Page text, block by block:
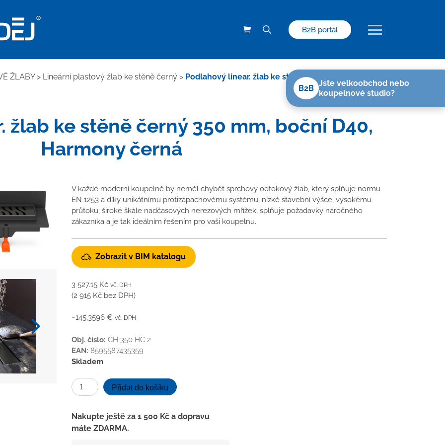
B2B portál
ŽLABY> Lineární plastový žlab ke stěně černý > Podlahový linear. žlab ke stěně černý 350 mm, boční
žlab ke stěně černý 350 mm, boční D40,
Harmony černá
V každé moderní koupelně by neměl chybět sprchový odtokový žlab, který splňuje normu
EN 1253 a díky unikátnímu protizápachovému systému, nízké stavební výšce, vysokému
průtoku, široké škále nadčasových nerezových mřížek, splňuje požadavky náročného
zákazníka a je tak ideálním řešením pro vaši koupelnu.
Zobrazit v BIM katalogu
3 527.15 Kč vč. DPH
(2 915 Kč bez DPH)
~145,3596 € vč. DPH
Obj. číslo: CH 350 HC 2
EAN: 8595587435359
Skladem
Podlahový
linear.
ke
stěně
Přidat do košíku
Nakupte ještě za 1 500 Kč a dopravu
máte ZDARMA.
B2B
Jste velkoobchod nebo
koupelnové studio?